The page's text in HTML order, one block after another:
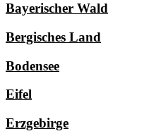
Bayerischer Wald
Bergisches Land
Bodensee
Eifel
Erzgebirge